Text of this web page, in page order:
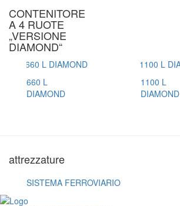
CONTENITORE
A 4 RUOTE
„VERSIONE
DIAMOND“
660 L
DIAMOND
1100 L
DIAMOND
attrezzature
SISTEMA FERROVIARIO